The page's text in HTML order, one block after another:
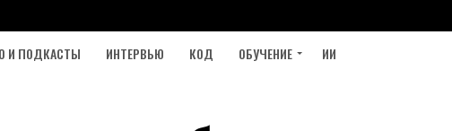
И ПОДКАСТЫ ИНТЕРВЬЮ КОД ОБУЧЕНИЕ ИИ